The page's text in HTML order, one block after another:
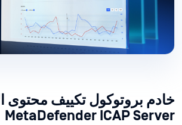
خادم بروتوكول تكييف محتوى
MetaDefender ICAP Server